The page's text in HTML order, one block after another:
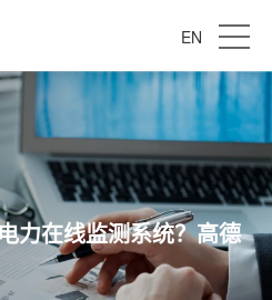
EN
力在线监测系统？高德